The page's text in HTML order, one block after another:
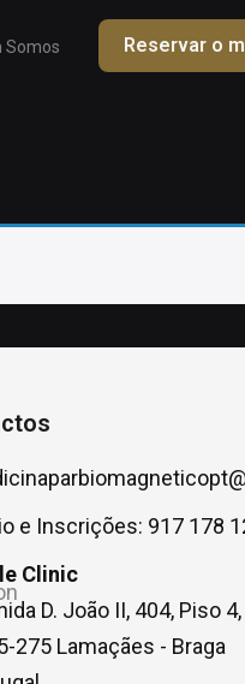
Somos Reservar o
e Inscrições: 917 178
Clinic
D. João II, 404, Piso
275 Lamaçães - Braga